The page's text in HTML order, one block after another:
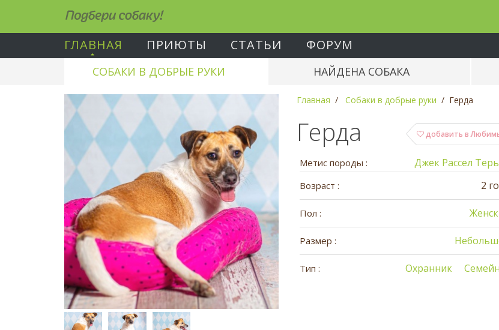
Подбери собаку!
ГЛАВНАЯ ПРИЮТЫ СТАТЬИ ФОРУМ
СОБАКИ В ДОБРЫЕ РУКИ НАЙДЕНА СОБАКА
Главная Собаки в добрые руки Герда
добавить в
Герда
Метис породы : Джек Рассел
Возраст : 2
Пол :
Размер :
Тип : Охранник